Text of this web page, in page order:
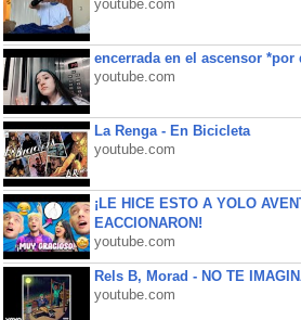
youtube.com
encerrada en el ascensor *por
youtube.com
La Renga - En Bicicleta
youtube.com
¡LE HICE ESTO A YOLO
EACCIONARON!
youtube.com
Rels B, Morad - NO TE
youtube.com